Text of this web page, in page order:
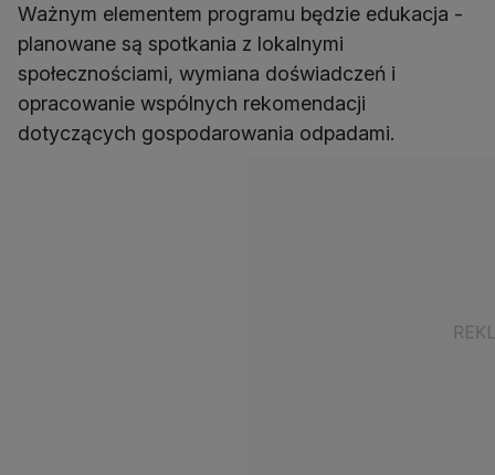
Ważnym elementem programu będzie edukacja -
planowane są spotkania z lokalnymi
społecznościami, wymiana doświadczeń i
opracowanie wspólnych rekomendacji
dotyczących gospodarowania odpadami.